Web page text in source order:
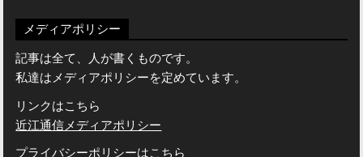
メディアポリシー
記事は全て、人が書くものです。
私達はメディアポリシーを定めています。
リンクはこちら
近江通信メディアポリシー
プライバシーポリシーはこちら